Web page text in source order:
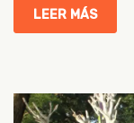
LEER MÁS